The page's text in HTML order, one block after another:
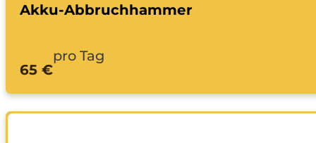
Akku-Abbruchhammer
65 €
pro Tag